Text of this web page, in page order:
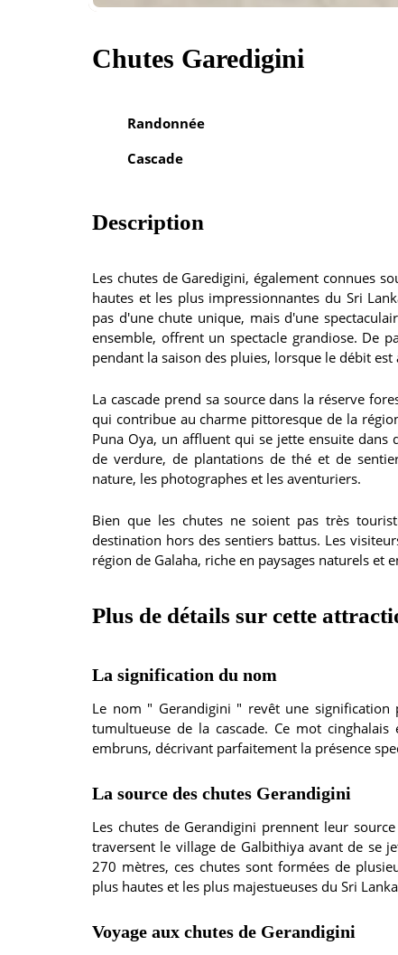
Chutes Garedigini
Randonnée
Cascade
Description
Les chutes de Garedigini, également connues
hautes et les plus impressionnantes du Sri
pas d'une chute unique, mais d'une
ensemble, offrent un spectacle grandiose. De
pendant la saison des pluies, lorsque le débit
La cascade prend sa source dans la réserve
qui contribue au charme pittoresque de la
Puna Oya, un affluent qui se jette ensuite
de verdure, de plantations de thé et de
nature, les photographes et les aventuriers.
Bien que les chutes ne soient pas très
destination hors des sentiers battus. Les
région de Galaha, riche en paysages naturels et
Plus de détails sur cette
La signification du nom
Le nom " Gerandigini " revêt une
tumultueuse de la cascade. Ce mot
embruns, décrivant parfaitement la présence
La source des chutes Gerandigini
Les chutes de Gerandigini prennent leur
traversent le village de Galbithiya avant de se
270 mètres, ces chutes sont formées de
plus hautes et les plus majestueuses du Sri
Voyage aux chutes de Gerandigini